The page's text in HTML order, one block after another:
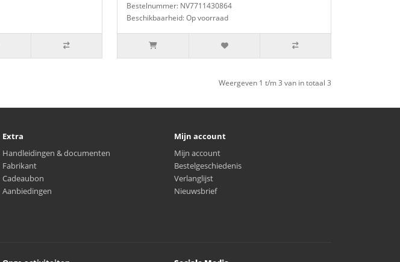
Bestelnummer: NV7711430864
Beschikbaarheid: Op voorraad
Weergeven 1 t/m 3 van in totaal 3
Extra
Handleidingen & documenten
Fabrikant
Cadeaubon
Aanbiedingen
Mijn account
Mijn account
Bestelgeschiedenis
Verlanglijst
Nieuwsbrief